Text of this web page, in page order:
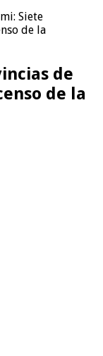
Siete
de la
de
de la